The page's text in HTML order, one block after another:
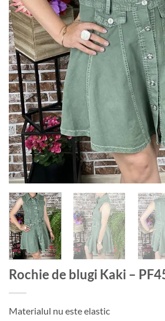
Rochie de blugi Kaki –
Materialul nu este elastic